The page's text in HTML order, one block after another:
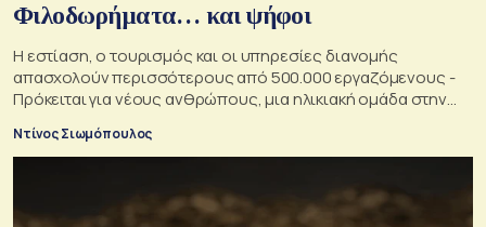
Φιλοδωρήματα… και ψήφοι
Η εστίαση, ο τουρισμός και οι υπηρεσίες διανομής
απασχολούν περισσότερους από 500.000 εργαζόμενους -
Πρόκειται για νέους ανθρώπους, μια ηλικιακή ομάδα στην
οποία κάθε κυβέρνηση θα ήθελε να αυξήσει την επιρροή της
Ντίνος Σιωμόπουλος